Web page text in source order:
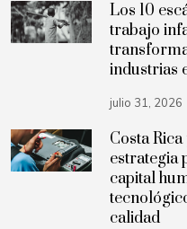
Los 10
trabajo
industrias
julio 31, 2026
Costa Rica
estrategia
capital
calidad